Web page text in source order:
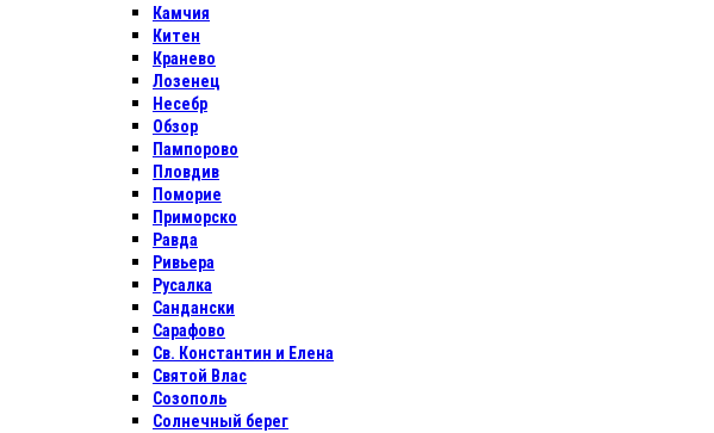
Камчия
Китен
Кранево
Лозенец
Несебр
Обзор
Пампорово
Пловдив
Поморие
Приморско
Равда
Ривьера
Русалка
Сандански
Сарафово
Св. Константин и Елена
Святой Влас
Созополь
Солнечный берег